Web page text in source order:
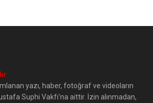
yazı, haber, fotoğraf ve videoların
Suphi Vakfı'na aittir. İzin alınmadan,